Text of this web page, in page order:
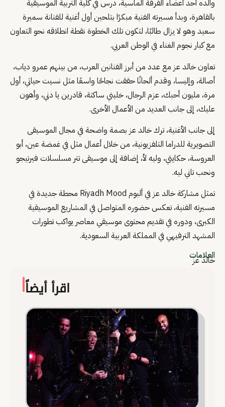
والده أحد أعضاء الفرقة الماسية، درس في كلية التربية الموسيقية
بالقاهرة، وبدأ مسيرته الفنية مبكرًا بتلحين أول أغنية للفنانة سميرة
سعيد وهو لا يزال طالبًا، لتكون تلك الخطوة نقطة انطلاقه نحو التعاون
مع كبار نجوم الغناء في الوطن العربي.
تعاون خالد عز مع عدد من أبرز الفنانين العرب، من بينهم عمرو دياب،
أصالة، وإليسا، وقدم ألحانًا حققت نجاحًا واسعًا مثل نسيت حياتي، أول
مرة، مليون أحبك، عزم الرجال، خليني ساكتة، قادرين يا دني، وأهون
عليك، إلى جانب العديد من الأعمال الأخرى.
إلى جانب الأغنية، ترك خالد عز بصمة واضحة في مجال الموسيقى
التصويرية للدراما التلفزيونية، من خلال أعمال مثل في غمضة عين، أبو
العروسة، حكايتي، وليه لأ، إضافة إلى موسيقى تتر مسلسلات فيرتيجو
ونحب تاني ليه.
تمثل مشاركة خالد عز في ألبوم Riyadh Mood محطة جديدة في
مسيرته الفنية، تعكس حضوره المتواصل في المشاريع الموسيقية
الكبرى، ودوره في تقديم محتوى موسيقي معاصر يواكب تطورات
المشهد الترفيهي في المملكة العربية السعودية.
العلامات
خالد عز
اقرأ أيضاً